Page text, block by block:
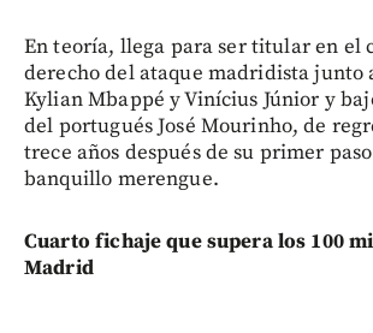
En teoría, llega para ser titular en el
derecho del ataque madridista junto
Kylian Mbappé y Vinícius Júnior y
del portugués José Mourinho, de
trece años después de su primer
banquillo merengue.
Cuarto fichaje que supera los 100
Madrid